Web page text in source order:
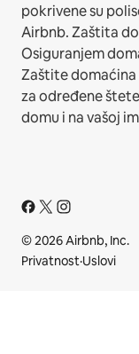
pokrivene su
Airbnb. Zaštita
Osiguranjem
Zaštite
za određene
domu i na vašoj
© 2026 Airbnb, Inc.
Privatnost·Uslovi